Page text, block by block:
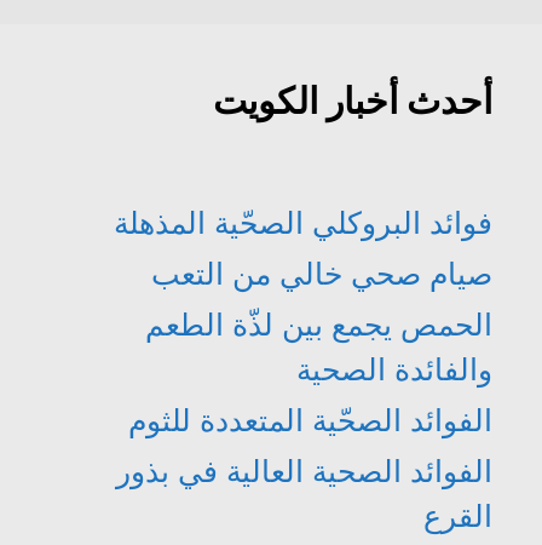
أحدث أخبار الكويت
فوائد البروكلي الصحّية المذهلة
صيام صحي خالي من التعب
الحمص يجمع بين لذّة الطعم
والفائدة الصحية
الفوائد الصحّية المتعددة للثوم
الفوائد الصحية العالية في بذور
القرع